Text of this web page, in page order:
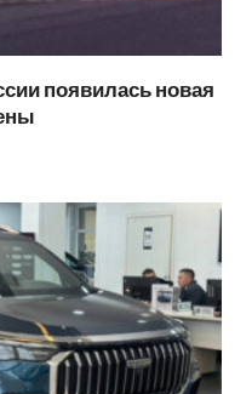
появилась новая